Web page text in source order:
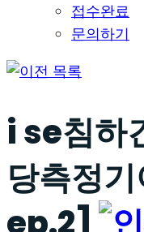
접수완료
문의하기
목록
i se침하
당측정